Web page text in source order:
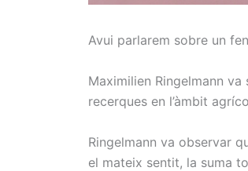
Avui parlarem sobre un
Maximilien Ringelmann
recerques en l’àmbit
Ringelmann va observar
el mateix sentit, la suma